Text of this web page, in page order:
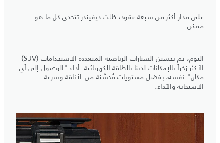
على مدار أكثر من سبعة عقود، ظلت ديفيندر تتحدى كل ما هو
ممكن.
اليوم، تم تحسين السيارات الرياضية المتعددة الاستخدامات (SUV)
الأكثر زخراً بالإمكانات لدينا بالطاقة الكهربائية. أداء "الوصول إلى أي
مكان" نفسه، بفضل مستويات مُحسَّنة من الأناقة وسرعة
الاستجابة والأداء.